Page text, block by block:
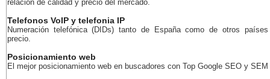
relación de calidad y precio del mercado.
Telefonos VoIP y telefonia IP
Numeración telefónica (DIDs) tanto de España como de otros
precio.
Posicionamiento web
El mejor posicionamiento web en buscadores con Top Google SEO y SEM